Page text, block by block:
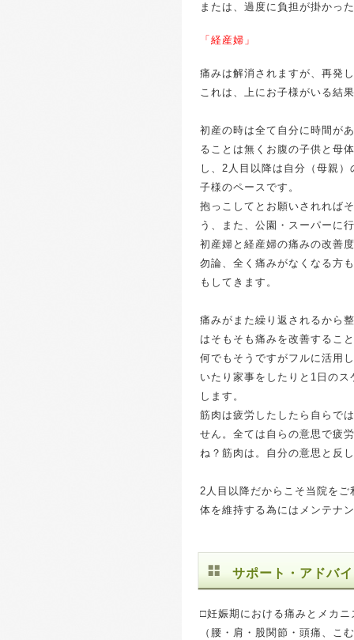
または、過度に負担が掛かっ
「経産婦」
痛みは解消されますが、再発
これは、上にお子様がいる結
初産の時は全て自分に時間が
ることは無くお腹の子供と母
し、2人目以降は自分（母親
子様のペースです。
抱っこしてとお願いされれば
う、また、公園・スーパーに
初産婦と経産婦の痛みの改善
勿論、全く痛みがなくなる方
もしてきます。
痛みがまた繰り返されるから
はそもそも痛みを改善するこ
何でもそうですがフルに活用
いたり家事をしたりと1日の
します。
筋肉は疲労したしたら自らで
せん。全ては自らの意思で疲
ね？筋肉は。自分の意思と反
2人目以降だからこそ当院を
体を維持する為にはメンテナ
サポート・アドバ
□妊娠期における痛みとメカニ
（腰・肩・股関節・頭痛、こ